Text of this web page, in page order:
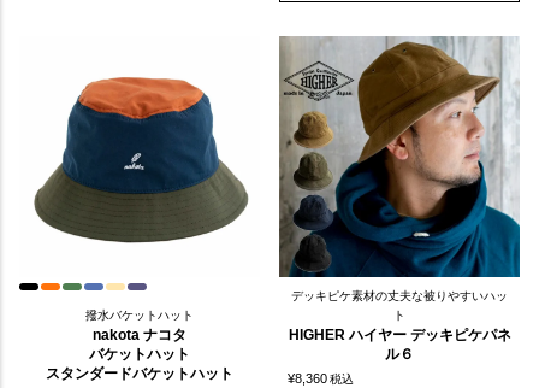
撥水バケットハット
nakota ナコタ
バケットハット
スタンダードバケットハット
デッキピケ素材の丈夫な被りやすいハッ
ト
HIGHER ハイヤー デッキピケパネ
ル６
¥8,360税込